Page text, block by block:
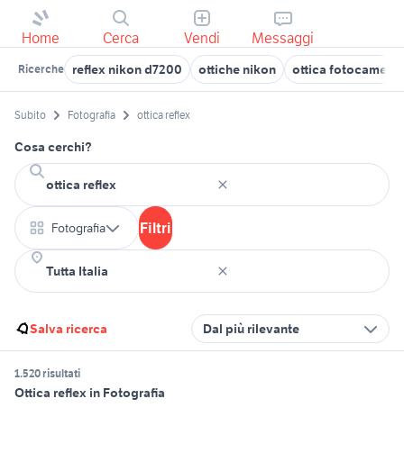
Home Cerca Vendi Messaggi
Ricerche reflex nikon d7200 ottiche nikon ottica fotocamera
Subito Fotografia ottica reflex
Cosa cerchi?
Fotografia Filtri
Salva ricerca Dal più rilevante
1.520 risultati
Ottica reflex in Fotografia